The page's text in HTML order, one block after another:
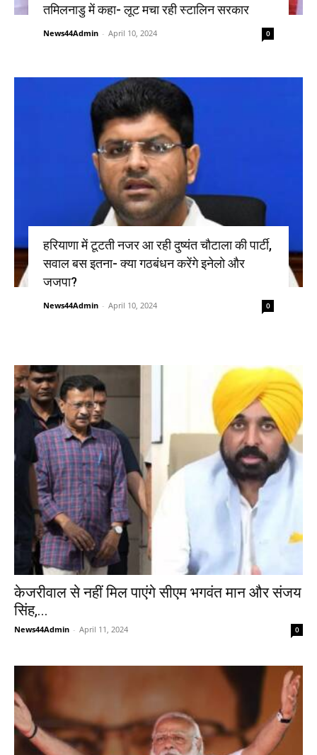
तमिलनाडु में कहा- लूट मचा रही स्टालिन सरकार
News44Admin - April 10, 2024 0
हरियाणा में टूटती नजर आ रही दुष्यंत चौटाला की पार्टी,
सवाल बस इतना- क्या गठबंधन करेंगे इनेलो और
जजपा?
News44Admin - April 10, 2024 0
केजरीवाल से नहीं मिल पाएंगे सीएम भगवंत मान और संजय
सिंह,...
News44Admin - April 11, 2024 0